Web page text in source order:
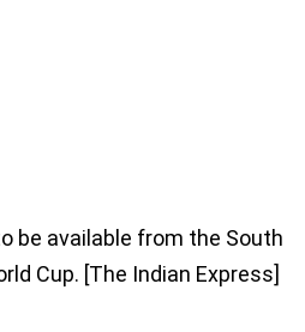
be available from the South
Cup. [The Indian Express]